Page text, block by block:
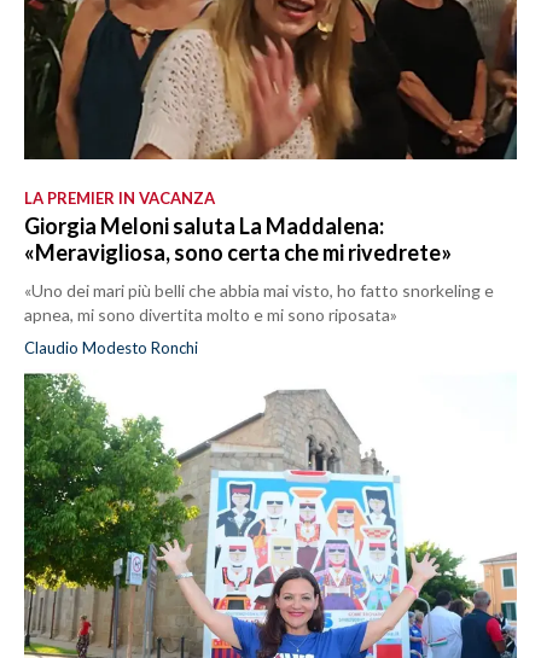
LA PREMIER IN VACANZA
Giorgia Meloni saluta La Maddalena:
«Meravigliosa, sono certa che mi rivedrete»
«Uno dei mari più belli che abbia mai visto, ho fatto snorkeling e
apnea, mi sono divertita molto e mi sono riposata»
Claudio Modesto Ronchi